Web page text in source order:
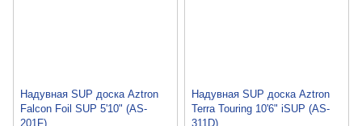
Надувная SUP доска Aztron
Falcon Foil SUP 5'10" (AS-
201F)
Надувная SUP доска Aztron
Terra Touring 10'6" iSUP (AS-
311D)